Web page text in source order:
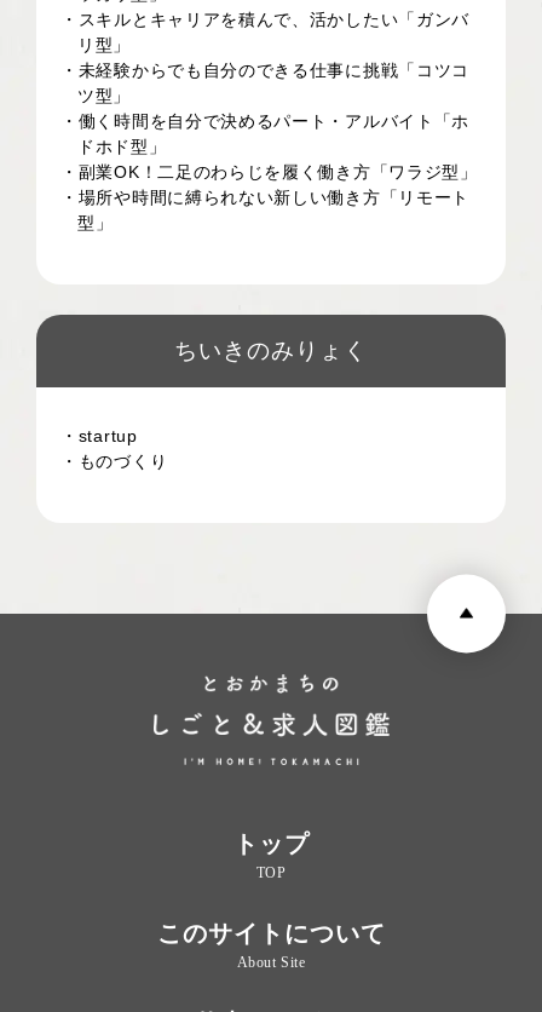
・スキルとキャリアを積んで、活かしたい「ガンバ
リ型」
・未経験からでも自分のできる仕事に挑戦「コツコ
ツ型」
・働く時間を自分で決めるパート・アルバイト「ホ
ドホド型」
・副業OK！二足のわらじを履く働き方「ワラジ型」
・場所や時間に縛られない新しい働き方「リモート
型」
ちいきのみりょく
・startup
・ものづくり
トップ
TOP
このサイトについて
About Site